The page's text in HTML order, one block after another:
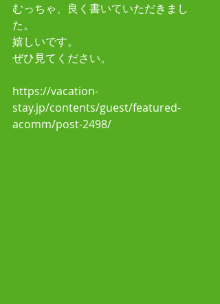
むっちゃ、良く書いていただきまし
た。
嬉しいです。
ぜひ見てください。
https://vacation-
stay.jp/contents/guest/featured-
acomm/post-2498/